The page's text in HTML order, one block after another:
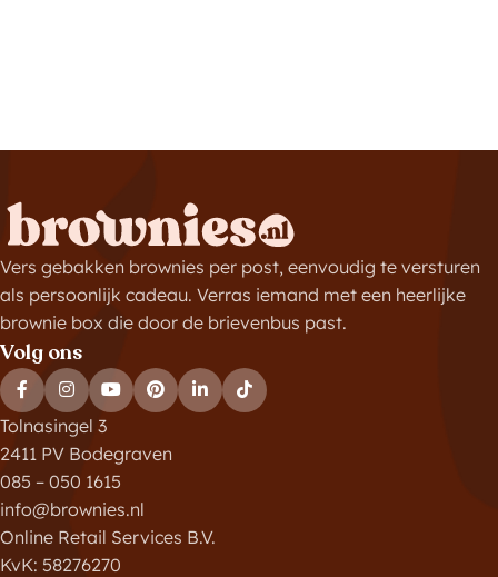
Vers gebakken brownies per post, eenvoudig te versturen
als persoonlijk cadeau. Verras iemand met een heerlijke
brownie box die door de brievenbus past.
Volg ons
Tolnasingel 3
2411 PV Bodegraven
085 – 050 1615
info@brownies.nl
Online Retail Services B.V.
KvK: 58276270